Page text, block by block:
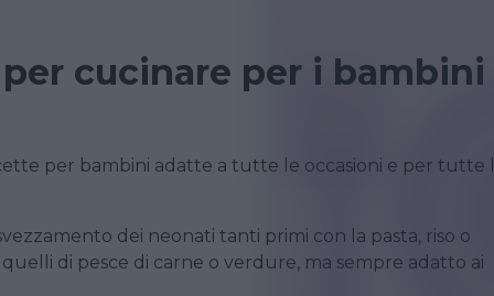
cucinare per i bambini
per bambini adatte a tutte le occasioni e per tutte
dei neonati tanti primi con la pasta, riso o
di pesce di carne o verdure, ma sempre adatto ai